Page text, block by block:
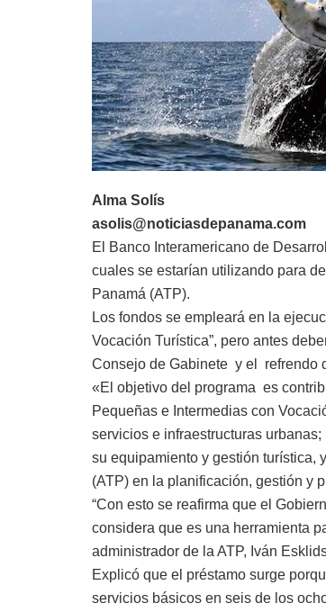
Alma Solís
asolis@noticiasdepanama.com
El Banco Interamericano de
cuales se estarían utilizando para
Panamá (ATP).
Los fondos se empleará en la
Vocación Turística”, pero antes
Consejo de Gabinete y el refrendo
«El objetivo del programa es
Pequeñas e Intermedias con
servicios e infraestructuras
su equipamiento y gestión turística,
(ATP) en la planificación, gestión y
“Con esto se reafirma que el
considera que es una herramienta
administrador de la ATP, Iván
Explicó que el préstamo surge
servicios básicos en seis de los